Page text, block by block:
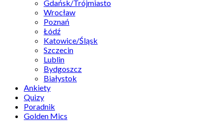
Gdańsk/Trójmiasto
Wrocław
Poznań
Łódź
Katowice/Śląsk
Szczecin
Lublin
Bydgoszcz
Białystok
Ankiety
Quizy
Poradnik
Golden Mics